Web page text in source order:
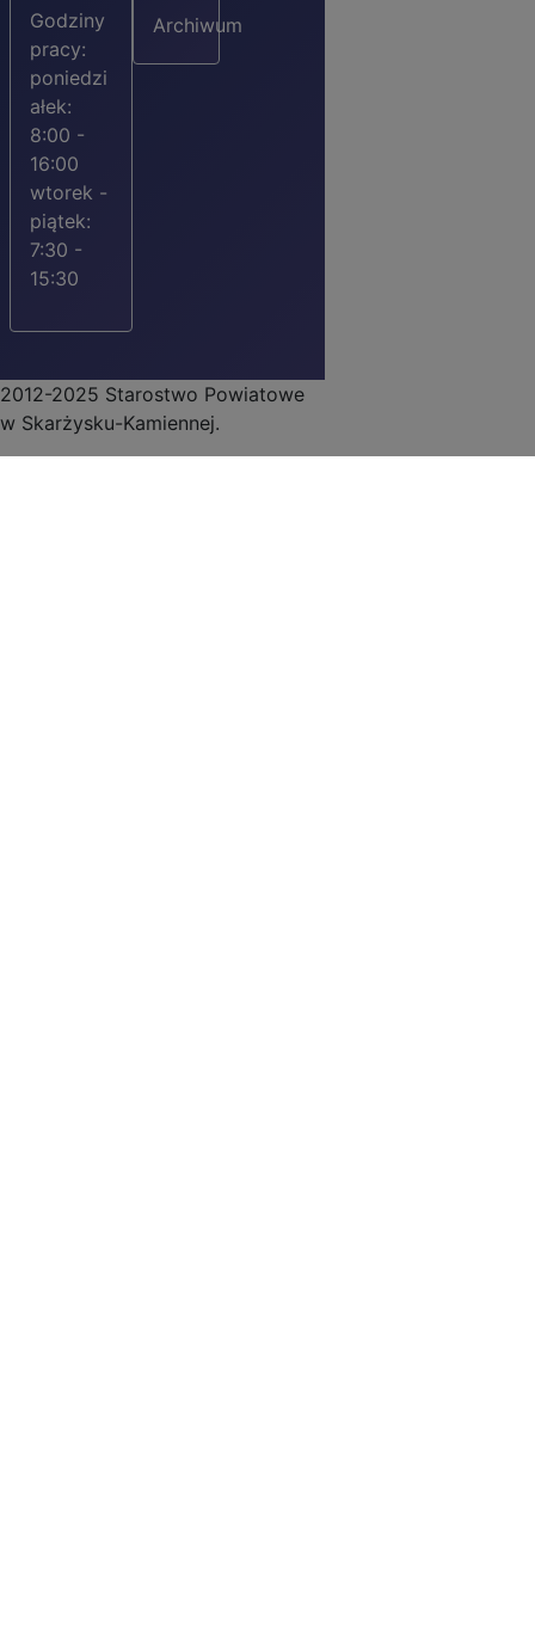
Godziny
pracy:
poniedzi
ałek:
8:00 -
16:00
wtorek -
piątek:
7:30 -
15:30
Archiwum
2012-2025 Starostwo Powiatowe
w Skarżysku-Kamiennej.